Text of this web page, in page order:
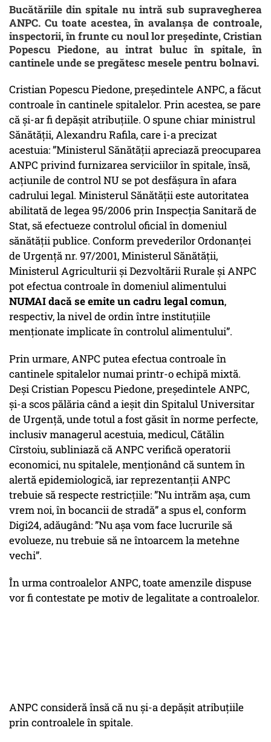
Bucătăriile din spitale nu intră sub supravegherea
ANPC. Cu toate acestea, în avalanșa de controale,
inspectorii, în frunte cu noul lor președinte, Cristian
Popescu Piedone, au intrat buluc în spitale, în
cantinele unde se pregătesc mesele pentru bolnavi.
Cristian Popescu Piedone, președintele ANPC, a făcut
controale în cantinele spitalelor. Prin acestea, se pare
că și-ar fi depășit atribuțiile. O spune chiar ministrul
Sănătății, Alexandru Rafila, care i-a precizat
acestuia: ”Ministerul Sănătăţii apreciază preocuparea
ANPC privind furnizarea serviciilor în spitale, însă,
acţiunile de control NU se pot desfăşura în afara
cadrului legal. Ministerul Sănătăţii este autoritatea
abilitată de legea 95/2006 prin Inspecţia Sanitară de
Stat, să efectueze controlul oficial în domeniul
sănătăţii publice. Conform prevederilor Ordonanţei
de Urgenţă nr. 97/2001, Ministerul Sănătăţii,
Ministerul Agriculturii şi Dezvoltării Rurale şi ANPC
pot efectua controale în domeniul alimentului
NUMAI dacă se emite un cadru legal comun,
respectiv, la nivel de ordin între instituţiile
menţionate implicate în controlul alimentului”.
Prin urmare, ANPC putea efectua controale în
cantinele spitalelor numai printr-o echipă mixtă.
Deși Cristian Popescu Piedone, președintele ANPC,
și-a scos pălăria când a ieșit din Spitalul Universitar
de Urgență, unde totul a fost găsit în norme perfecte,
inclusiv managerul acestuia, medicul, Cătălin
Cîrstoiu, subliniază că ANPC verifică operatorii
economici, nu spitalele, menționând că suntem în
alertă epidemiologică, iar reprezentanții ANPC
trebuie să respecte restricțiile: ”Nu intrăm aşa, cum
vrem noi, în bocancii de stradă” a spus el, conform
Digi24, adăugând: ”Nu aşa vom face lucrurile să
evolueze, nu trebuie să ne întoarcem la metehne
vechi”.
În urma controalelor ANPC, toate amenzile dispuse
vor fi contestate pe motiv de legalitate a controalelor.
ANPC consideră însă că nu și-a depășit atribuțiile
prin controalele în spitale.